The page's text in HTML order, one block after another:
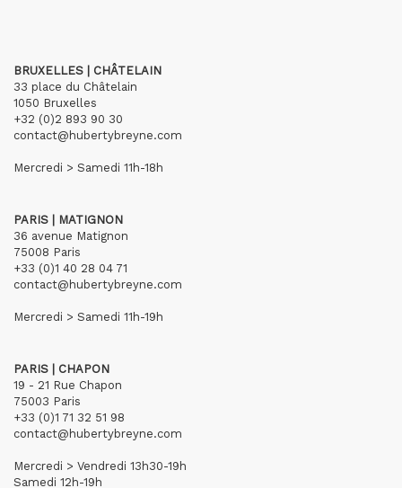
BRUXELLES | CHÂTELAIN
33 place du Châtelain
1050 Bruxelles
+32 (0)2 893 90 30
contact@hubertybreyne.com
Mercredi > Samedi 11h-18h
PARIS | MATIGNON
36 avenue Matignon
75008 Paris
+33 (0)1 40 28 04 71
contact@hubertybreyne.com
Mercredi > Samedi 11h-19h
PARIS | CHAPON
19 - 21 Rue Chapon
75003 Paris
+33 (0)1 71 32 51 98
contact@hubertybreyne.com
Mercredi > Vendredi 13h30-19h
Samedi 12h-19h